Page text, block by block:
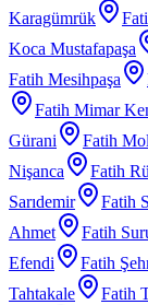
Karagümrük
Koca Mustafapaşa
Fatih Mesihpaşa
Fatih Mimar
Gürani
Fatih
Nişanca
Fatih
Sarıdemir
Fatih
Ahmet
Fatih
Efendi
Fatih
Tahtakale
Fatih